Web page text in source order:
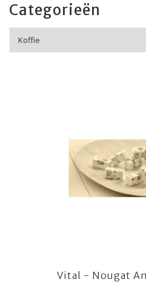
Categorieën
Vital - Nougat